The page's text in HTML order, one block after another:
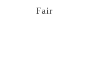
Fair